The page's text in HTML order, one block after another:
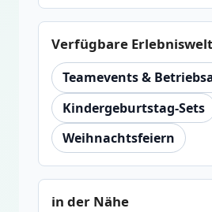
Verfügbare
Teamevents &
Kindergeburtstag-Sets
Weihnachtsfeiern
in der Nähe